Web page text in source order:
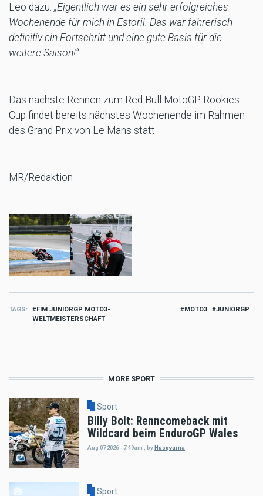
Leo dazu: „Eigentlich war es ein sehr erfolgreiches
Wochenende für mich in Estoril. Das war fahrerisch
definitiv ein Fortschritt und eine gute Basis für die
weitere Saison!“
Das nächste Rennen zum Red Bull MotoGP Rookies
Cup findet bereits nächstes Wochenende im Rahmen
des Grand Prix von Le Mans statt.
MR/Redaktion
TAGS
FIM JUNIORGP MOTO3-
WELTMEISTERSCHAFT
MOTO3 JUNIORGP
MORE SPORT
Sport
Billy Bolt: Renncomeback mit
Wildcard beim EnduroGP Wales
Aug 07 2026 - 7:49am byHusqvarna
Sport